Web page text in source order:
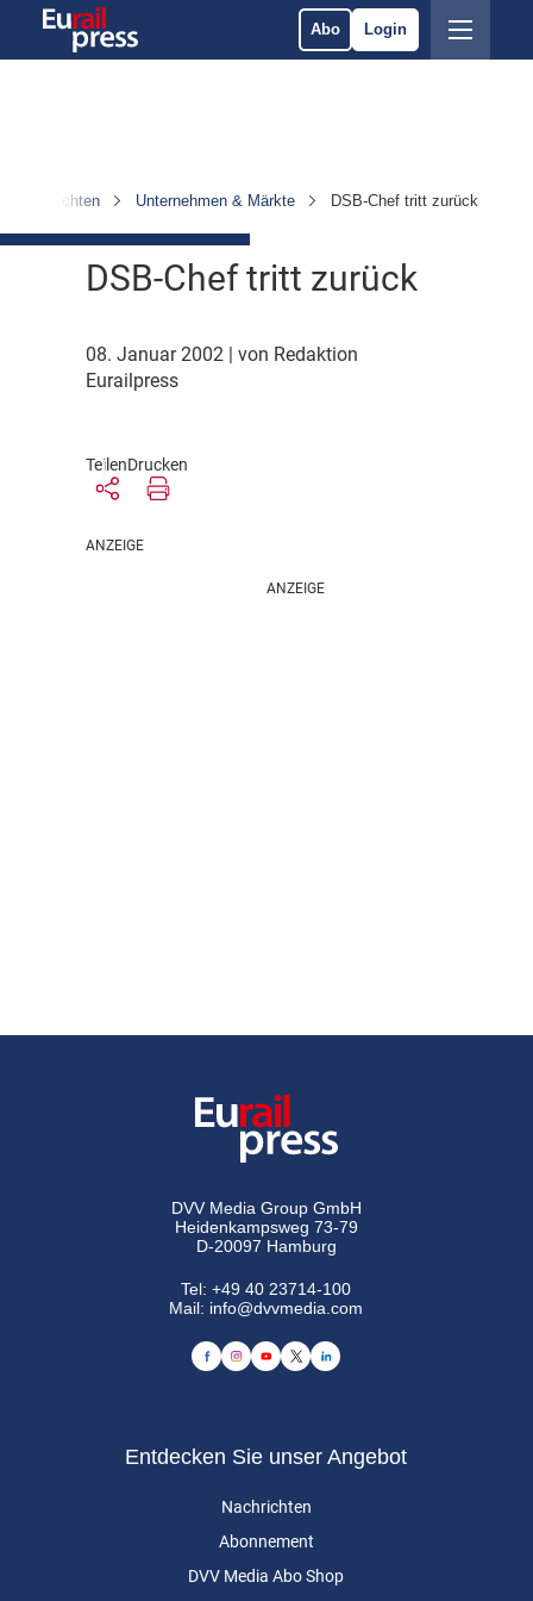
Abo Login
Nachrichten Unternehmen & Märkte DSB-Chef tritt zurück
DSB-Chef tritt zurück
08. Januar 2002
| von Redaktion
Eurailpress
TeilenDrucken
DVV Media Group GmbH
Heidenkampsweg 73-79
D-20097 Hamburg
Tel:+49 40 23714-100
Mail: info@dvvmedia.com
Entdecken Sie unser Angebot
Nachrichten
Abonnement
DVV Media Abo Shop